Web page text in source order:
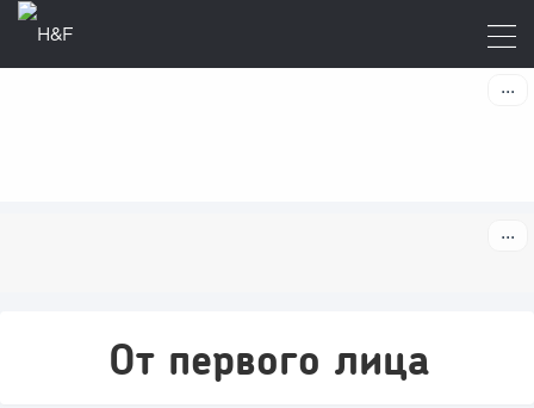
От первого лица